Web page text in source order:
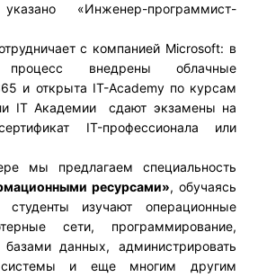
«Инженер-программист-
с компанией Microsoft: в
процесс внедрены облачные
и открыта IT-Academy по курсам
IT Академии сдают экзамены на
IT-профессионала или
мы предлагаем специальность
ресурсами», обучаясь
изучают операционные
сети, программирование,
базами данных, администрировать
системы и еще многим другим